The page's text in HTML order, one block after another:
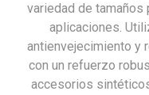
variedad de tamaños
aplicaciones.
antienvejecimiento y
con un refuerzo
accesorios